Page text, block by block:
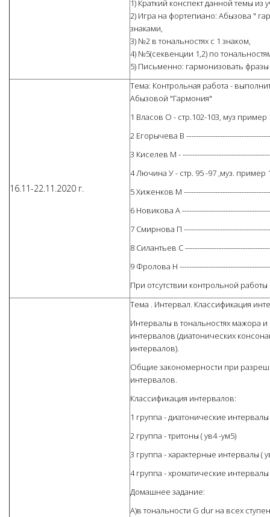
1) Краткий конспект данной темы
2) Игра на фортепиано: Абызова "
знаками,
3) №2 в тональностях с 1 знаком,
4) №5(секвенции 1,2) по
5) Письменно: гармонизовать
16.11-22.11.2020 г.
Тема: Контрольная работа -
Абызовой "Гармония"
1 Власов О - стр.102-103, муз
2 Егорычева В
3 Киселев М -
4 Лючина У - стр. 95 -97 ,муз. пример
5 Хиженков М
6 Новикова А
7 Смирнова П
8 Силантьев С
9 Фролова Н
При отсутствии контрольной
Тема . Интервал. Классификация
Интервалы в тональностях мажора
интервалов (диатонических
интервалов).
Общие закономерности при
интервалов.
Классификация интервалов:
1 группа - диатонические
2 группа - тритоны ( ув4 -ум5)
3 группа - характерные интервалы (
4 группа - хроматические интервалы
Домашнее задание:
А)в тональности G dur на всех